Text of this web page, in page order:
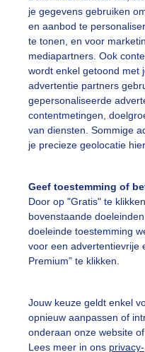
je gegevens gebruiken
en aanbod te
te tonen, en voor
mediapartners. Ook
wordt enkel getoond met
advertentie partners
gepersonaliseerde
contentmetingen,
van diensten. Sommige
je precieze geolocatie
Geef toestemming of
Door op "Gratis" te
bovenstaande
doeleinde toestemming
voor een advertentievrije
Premium” te klikken.
Jouw keuze geldt enkel
opnieuw aanpassen of
onderaan onze website
Lees meer in ons privacy-
Els Bax Gemaakt: 16-05-
Wolken Wind
slideshow
vragen